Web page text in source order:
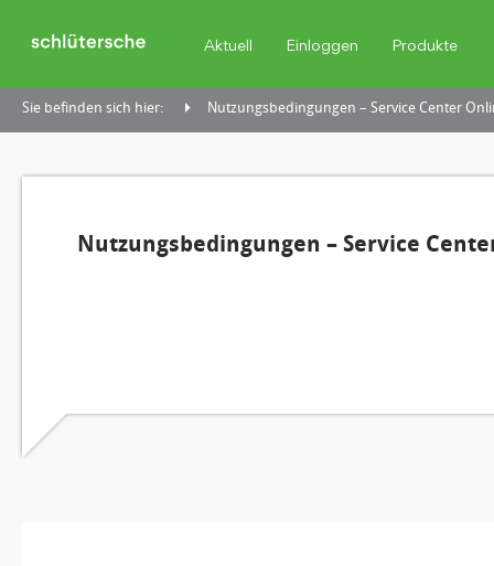
Aktuell Einloggen Produkte
Sie befinden sich hier: Nutzungsbedingungen – Service Center
Nutzungsbedingungen – Service